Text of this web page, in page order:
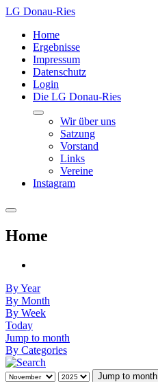
LG Donau-Ries
Home
Ergebnisse
Impressum
Datenschutz
Login
Die LG Donau-Ries
Wir über uns
Satzung
Vorstand
Links
Vereine
Instagram
Home
By Year
By Month
By Week
Today
Jump to month
By Categories
Jump to month